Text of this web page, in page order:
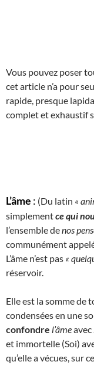
Vous pouvez poser
cet article n’a pour
rapide, presque
complet et exhaustif
L’âme : (Du latin «
simplementce qui
l’ensemble denos
communément
L’âme n’est pas «
réservoir.
Elle est la somme de
condensées en une
confondre l’âmeavec
et immortelle (Soi)
qu’elle a vécues, sur